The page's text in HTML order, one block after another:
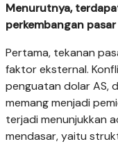
Menurutnya,
perkembangan
Pertama, tekanan
faktor eksternal.
penguatan dolar AS,
memang menjadi
terjadi menunjukkan
mendasar, yaitu